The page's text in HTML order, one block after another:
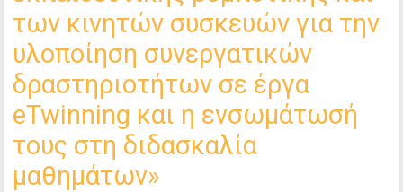
των κινητών συσκευών για την
υλοποίηση συνεργατικών
δραστηριοτήτων σε έργα
eTwinning και η ενσωμάτωσή
τους στη διδασκαλία
μαθημάτων»